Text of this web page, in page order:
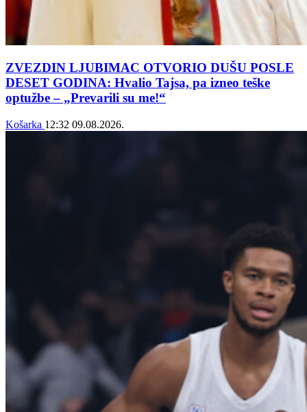
ZVEZDIN LJUBIMAC OTVORIO DUŠU POSLE
DESET GODINA: Hvalio Tajsa, pa izneo teške
optužbe – „Prevarili su me!“
Košarka 12:32 09.08.2026.